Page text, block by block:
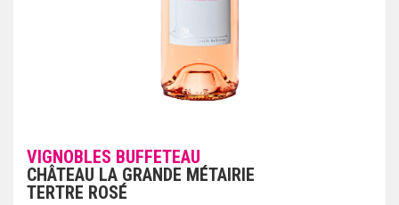
VIGNOBLES BUFFETEAU
CHÂTEAU LA GRANDE MÉTAIRIE
TERTRE ROSÉ